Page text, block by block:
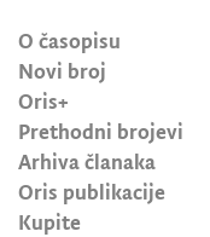
O časopisu
Novi broj
Oris+
Prethodni brojevi
Arhiva članaka
Oris publikacije
Kupite